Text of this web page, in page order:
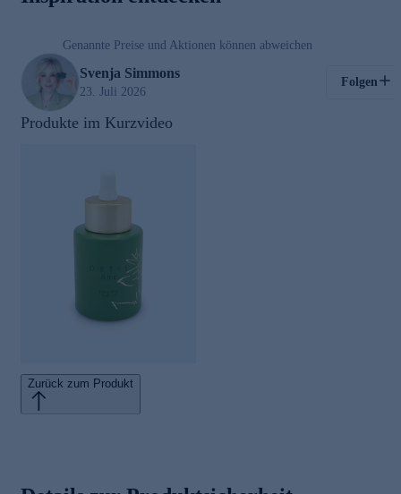
Kosmetik
01:03
Genannte Preise und Aktionen können abweichen
Svenja Simmons
23. Juli 2026
Folgen
Produkte im Kurzvideo
Zurück zum Produkt